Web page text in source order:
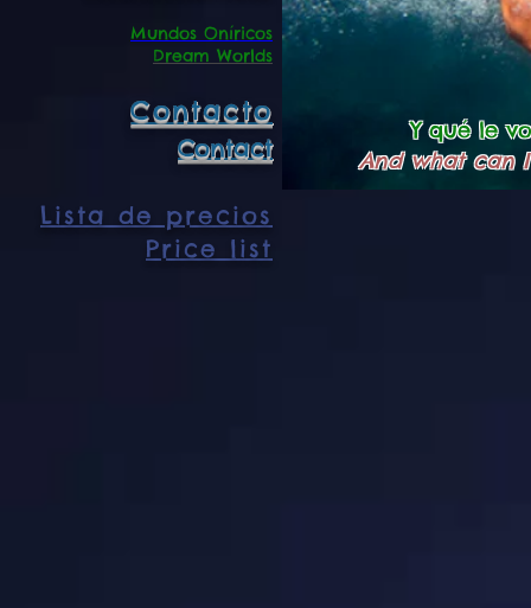
Mundos Oníricos
Dream Worlds
Contacto
Contact
Lista de precios
Price list
Y qué le
And what can